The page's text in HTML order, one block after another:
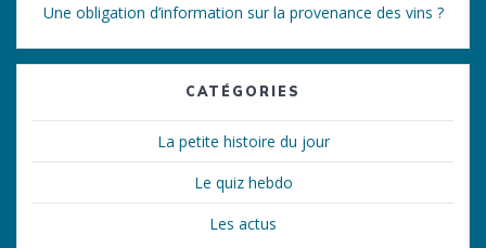
Une obligation d’information sur la provenance des vins ?
CATÉGORIES
La petite histoire du jour
Le quiz hebdo
Les actus